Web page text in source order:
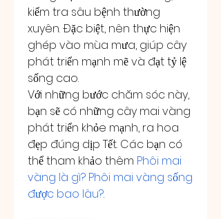
kiểm tra sâu bệnh thường
xuyên. Đặc biệt, nên thực hiện
ghép vào mùa mưa, giúp cây
phát triển mạnh mẽ và đạt tỷ lệ
sống cao.
Với những bước chăm sóc này,
bạn sẽ có những cây mai vàng
phát triển khỏe mạnh, ra hoa
đẹp đúng dịp Tết. Các bạn có
thể tham khảo thêm Phôi mai
vàng là gì? Phôi mai vàng sống
được bao lâu?.